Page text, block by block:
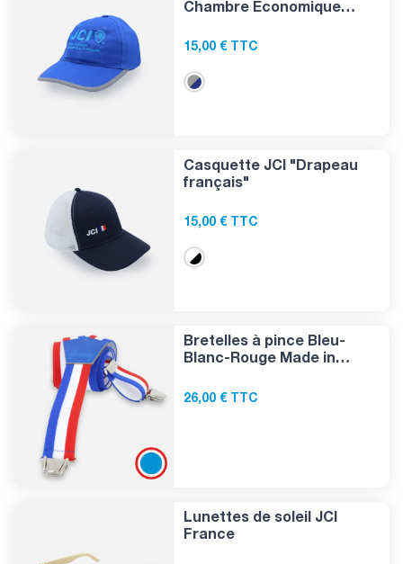
Chambre Economique
15,00 € TTC
Casquette JCI "Drapeau
français"
15,00 € TTC
Bretelles à pince Bleu-
Blanc-Rouge Made in
26,00 € TTC
Lunettes de soleil JCI
France